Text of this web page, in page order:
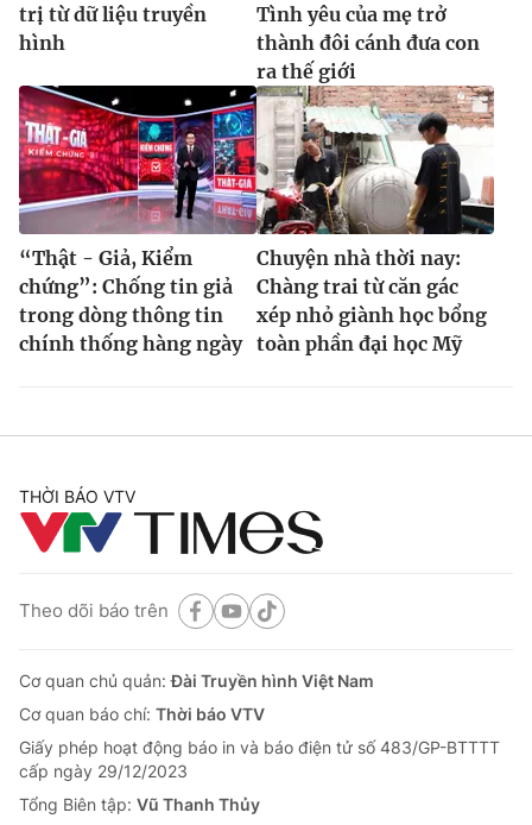
trị từ dữ liệu truyền
hình
Tình yêu của mẹ trở
thành đôi cánh đưa con
ra thế giới
“Thật - Giả, Kiểm
chứng”: Chống tin giả
trong dòng thông tin
chính thống hàng ngày
Chuyện nhà thời nay:
Chàng trai từ căn gác
xép nhỏ giành học bổng
toàn phần đại học Mỹ
THỜI BÁO VTV
Theo dõi báo trên
Cơ quan chủ quản:Đài Truyền hình Việt Nam
Cơ quan báo chí: Thời báo VTV
Giấy phép hoạt động báo in và báo điện tử số 483/GP-BTTTT
cấp ngày 29/12/2023
Tổng Biên tập: Vũ Thanh Thủy